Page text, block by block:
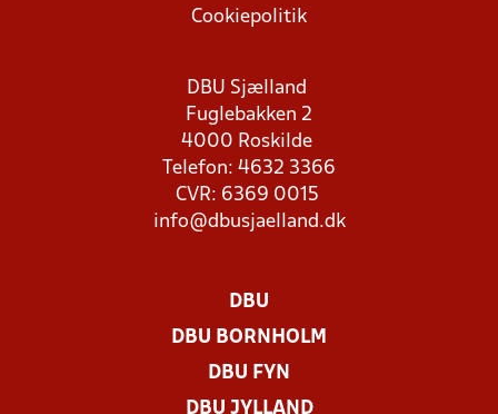
Cookiepolitik
DBU Sjælland
Fuglebakken 2
4000 Roskilde
Telefon: 4632 3366
CVR: 6369 0015
info@dbusjaelland.dk
DBU
DBU BORNHOLM
DBU FYN
DBU JYLLAND